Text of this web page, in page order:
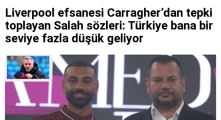
Liverpool efsanesi Carragher’dan tepki
toplayan Salah sözleri: Türkiye bana bir
seviye fazla düşük geliyor